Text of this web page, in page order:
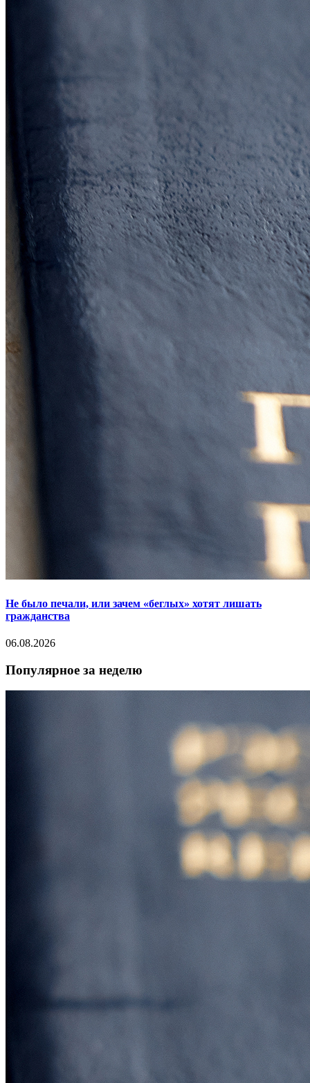
Не было печали, или зачем «беглых» хотят лишать
гражданства
06.08.2026
Популярное за неделю